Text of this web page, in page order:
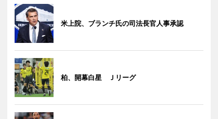
米上院、ブランチ氏の司法長官人事承認
柏、開幕白星 Ｊリーグ